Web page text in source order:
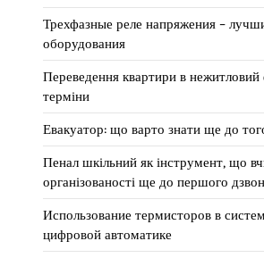
Трехфазные реле напряжения –
оборудования
Переведення квартири в нежитловий
терміни
Евакуатор: що варто знати ще до
Пенал шкільний як інструмент, що
організованості ще до першого
Использование термисторов в
цифровой автоматике